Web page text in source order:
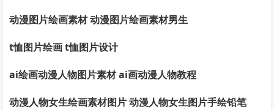
动漫图片绘画素材 动漫图片绘画素材男生
t恤图片绘画 t恤图片设计
ai绘画动漫人物图片素材 ai画动漫人物教程
动漫人物女生绘画素材图片 动漫人物女生图片手绘铅笔